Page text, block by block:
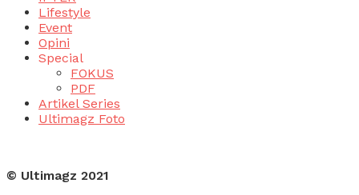
Lifestyle
Event
Opini
Special
FOKUS
PDF
Artikel Series
Ultimagz Foto
© Ultimagz 2021